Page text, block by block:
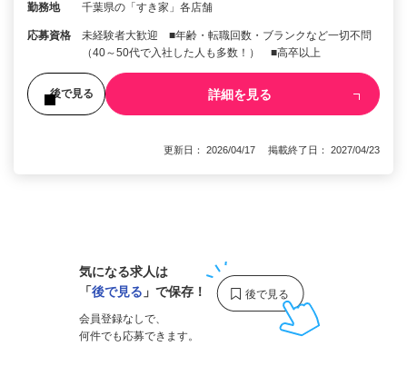
勤務地 千葉県の「すき家」各店舗
応募資格
未経験者大歓迎 ■年齢・転職回数・ブランクなど一切不問
（40～50代で入社した人も多数！） ■高卒以上
後で見る 詳細を見る
更新日： 2026/04/17 掲載終了日： 2027/04/23
気になる求人は
「後で見る 」で保存！
会員登録なしで、
何件でも応募できます。